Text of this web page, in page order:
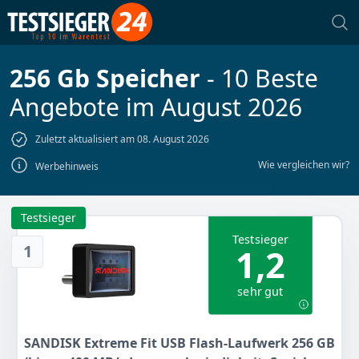
256 Gb Speicher - 10 Beste
Angebote im August 2026
Zuletzt aktualisiert am 08. August 2026
Werbehinweis
Wie vergleichen wir?
1
Testsieger
Testsieger
1,2
sehr gut
SANDISK Extreme Fit USB Flash-Laufwerk 256 GB